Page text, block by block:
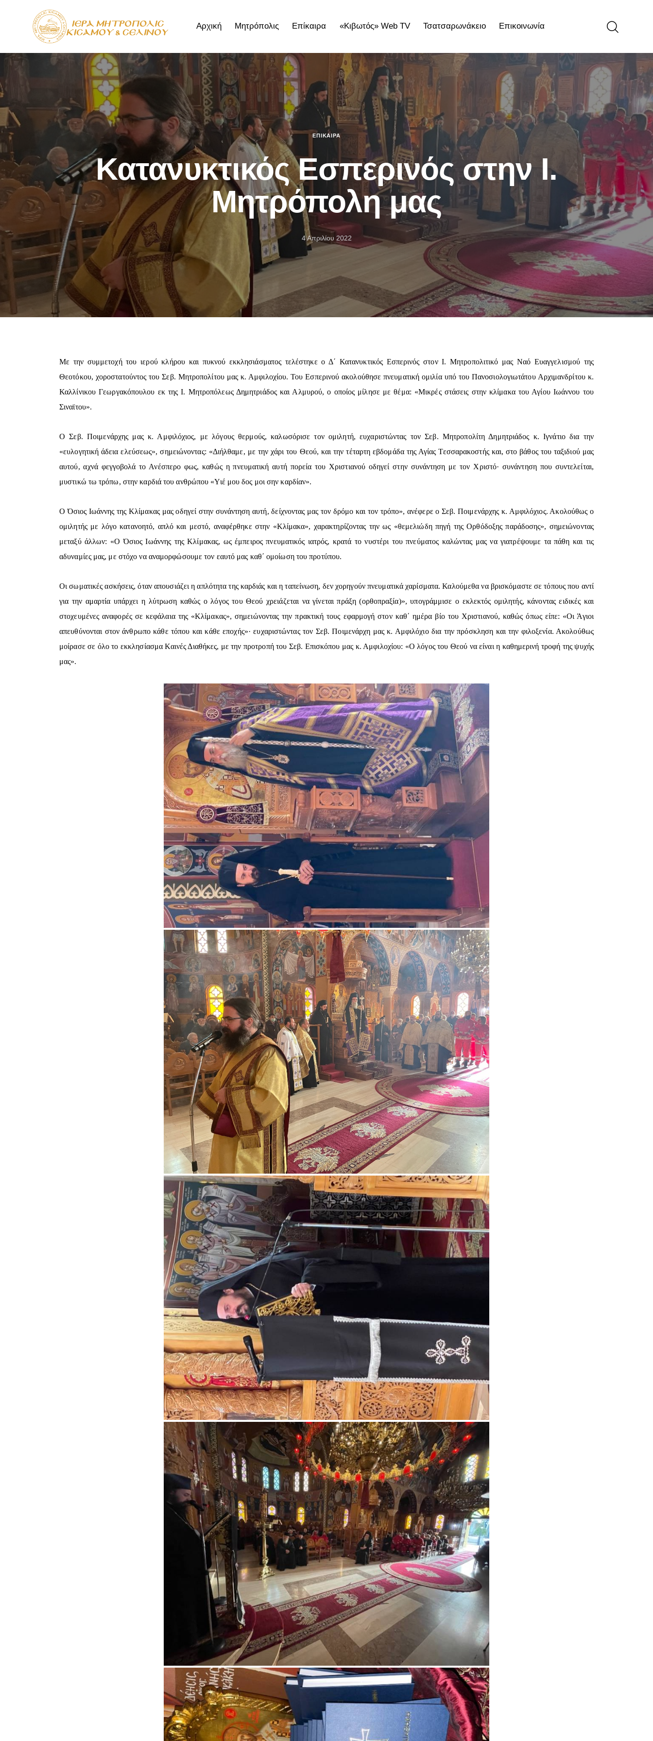
Αρχική Μητρόπολις Επίκαιρα «Κιβωτός» Web TV Τσατσαρωνάκειο Επικοινωνία
Αρχική Μητρόπολις Επίκαιρα «Κιβωτός» Web TV Τσατσαρωνάκειο Επικοινωνία
ΕΠΊΚΑΙΡΑ
Κατανυκτικός Εσπερινός στην Ι.
Μητρόπολη μας
4 Απριλίου 2022
Με την συμμετοχή του ιερού κλήρου και πυκνού εκκλησιάσματος τελέστηκε ο Δ΄ Κατανυκτικός Εσπερινός στον Ι. Μητροπολιτικό μας Ναό Ευαγγελισμού της
Θεοτόκου, χοροστατούντος του Σεβ. Μητροπολίτου μας κ. Αμφιλοχίου. Του Εσπερινού ακολούθησε πνευματική ομιλία υπό του Πανοσιολογιωτάτου Αρχιμανδρίτου κ.
Καλλίνικου Γεωργακόπουλου εκ της Ι. Μητροπόλεως Δημητριάδος και Αλμυρού, ο οποίος μίλησε με θέμα: «Μικρές στάσεις στην κλίμακα του Αγίου Ιωάννου του
Σιναϊτου».
Ο Σεβ. Ποιμενάρχης μας κ. Αμφιλόχιος, με λόγους θερμούς, καλωσόρισε τον ομιλητή, ευχαριστώντας τον Σεβ. Μητροπολίτη Δημητριάδος κ. Ιγνάτιο δια την
«ευλογητική άδεια ελεύσεως», σημειώνοντας: «Διήλθαμε, με την χάρι του Θεού, και την τέταρτη εβδομάδα της Αγίας Τεσσαρακοστής και, στο βάθος του ταξιδιού μας
αυτού, αχνά φεγγοβολά το Ανέσπερο φως, καθώς η πνευματική αυτή πορεία του Χριστιανού οδηγεί στην συνάντηση με τον Χριστό· συνάντηση που συντελείται,
μυστικώ τω τρόπω, στην καρδιά του ανθρώπου «Υιέ μου δος μοι σην καρδίαν».
Ο Όσιος Ιωάννης της Κλίμακας μας οδηγεί στην συνάντηση αυτή, δείχνοντας μας τον δρόμο και τον τρόπο», ανέφερε ο Σεβ. Ποιμενάρχης κ. Αμφιλόχιος. Ακολούθως ο
ομιλητής με λόγο κατανοητό, απλό και μεστό, αναφέρθηκε στην «Κλίμακα», χαρακτηρίζοντας την ως «θεμελιώδη πηγή της Ορθόδοξης παράδοσης», σημειώνοντας
μεταξύ άλλων: «Ο Όσιος Ιωάννης της Κλίμακας, ως έμπειρος πνευματικός ιατρός, κρατά το νυστέρι του πνεύματος καλώντας μας να γιατρέψουμε τα πάθη και τις
αδυναμίες μας, με στόχο να αναμορφώσουμε τον εαυτό μας καθ΄ ομοίωση του προτύπου.
Οι σωματικές ασκήσεις, όταν απουσιάζει η απλότητα της καρδιάς και η ταπείνωση, δεν χορηγούν πνευματικά χαρίσματα. Καλούμεθα να βρισκόμαστε σε τόπους που αντί
για την αμαρτία υπάρχει η λύτρωση καθώς ο λόγος του Θεού χρειάζεται να γίνεται πράξη (ορθοπραξία)», υπογράμμισε ο εκλεκτός ομιλητής, κάνοντας ειδικές και
στοχευμένες αναφορές σε κεφάλαια της «Κλίμακας», σημειώνοντας την πρακτική τους εφαρμογή στον καθ΄ ημέρα βίο του Χριστιανού, καθώς όπως είπε: «Οι Άγιοι
απευθύνονται στον άνθρωπο κάθε τόπου και κάθε εποχής»· ευχαριστώντας τον Σεβ. Ποιμενάρχη μας κ. Αμφιλόχιο δια την πρόσκληση και την φιλοξενία. Ακολούθως
μοίρασε σε όλο το εκκλησίασμα Καινές Διαθήκες, με την προτροπή του Σεβ. Επισκόπου μας κ. Αμφιλοχίου: «Ο λόγος του Θεού να είναι η καθημερινή τροφή της ψυχής
μας».